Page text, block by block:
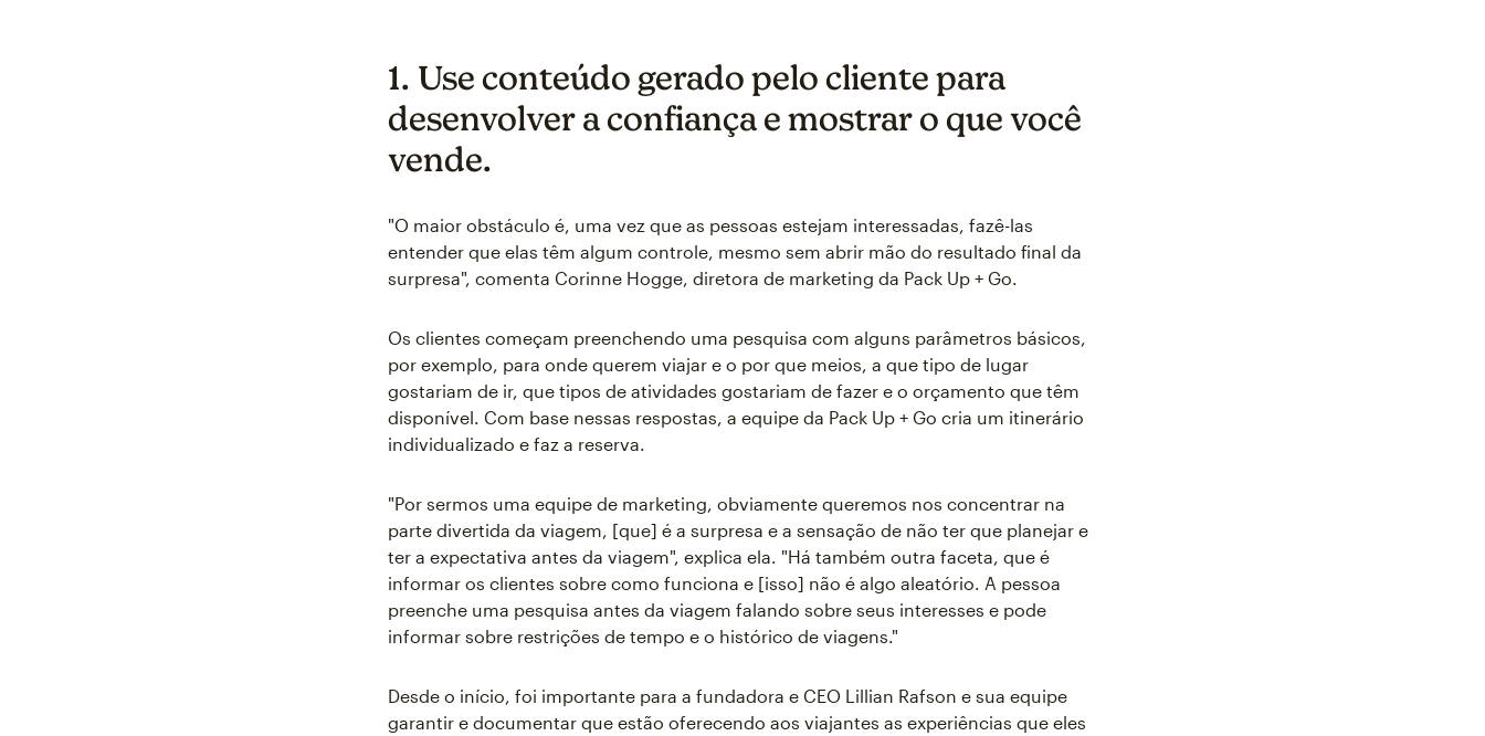
1. Use conteúdo gerado pelo cliente para
desenvolver a confiança e mostrar o que você
vende.
"O maior obstáculo é, uma vez que as pessoas estejam interessadas, fazê-las
entender que elas têm algum controle, mesmo sem abrir mão do resultado final da
surpresa", comenta Corinne Hogge, diretora de marketing da Pack Up + Go.
Os clientes começam preenchendo uma pesquisa com alguns parâmetros básicos,
por exemplo, para onde querem viajar e o por que meios, a que tipo de lugar
gostariam de ir, que tipos de atividades gostariam de fazer e o orçamento que têm
disponível. Com base nessas respostas, a equipe da Pack Up + Go cria um itinerário
individualizado e faz a reserva.
"Por sermos uma equipe de marketing, obviamente queremos nos concentrar na
parte divertida da viagem, [que] é a surpresa e a sensação de não ter que planejar e
ter a expectativa antes da viagem", explica ela. "Há também outra faceta, que é
informar os clientes sobre como funciona e [isso] não é algo aleatório. A pessoa
preenche uma pesquisa antes da viagem falando sobre seus interesses e pode
informar sobre restrições de tempo e o histórico de viagens."
Desde o início, foi importante para a fundadora e CEO Lillian Rafson e sua equipe
garantir e documentar que estão oferecendo aos viajantes as experiências que eles